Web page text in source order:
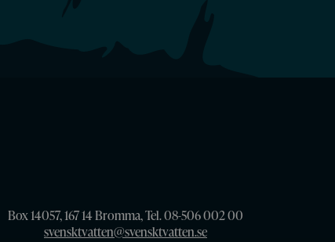
Box 14057, 167 14 Bromma, Tel. 08-506 002 00
svensktvatten@svensktvatten.se